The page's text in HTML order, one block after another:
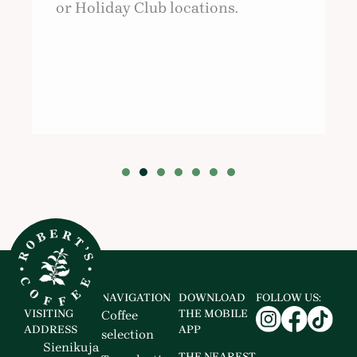
or Holiday Club locations.
or Holiday Club locations.
VISITING
ADDRESS
Sienikuja
NAVIGATION
Coffee
selection
DOWNLOAD
THE MOBILE
APP
FOLLOW US: